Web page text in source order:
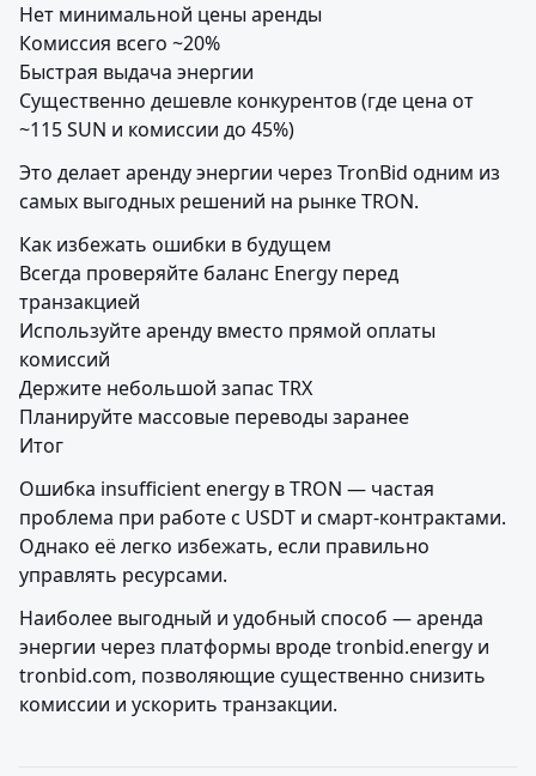
Нет минимальной цены аренды
Комиссия всего ~20%
Быстрая выдача энергии
Существенно дешевле конкурентов (где цена от
~115 SUN и комиссии до 45%)
Это делает аренду энергии через TronBid одним из
самых выгодных решений на рынке TRON.
Как избежать ошибки в будущем
Всегда проверяйте баланс Energy перед
транзакцией
Используйте аренду вместо прямой оплаты
комиссий
Держите небольшой запас TRX
Планируйте массовые переводы заранее
Итог
Ошибка insufficient energy в TRON — частая
проблема при работе с USDT и смарт-контрактами.
Однако её легко избежать, если правильно
управлять ресурсами.
Наиболее выгодный и удобный способ — аренда
энергии через платформы вроде tronbid.energy и
tronbid.com, позволяющие существенно снизить
комиссии и ускорить транзакции.